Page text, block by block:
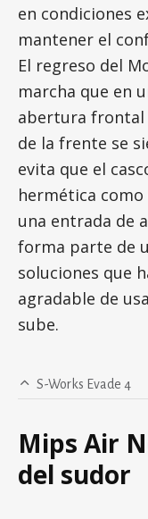
en condiciones
mantener el
El regreso del
marcha que en
abertura frontal
de la frente se
evita que el
hermética
una entrada de
forma parte de
soluciones que
agradable de
sube.
S-Works Evade 4
Mips Air
del sudor